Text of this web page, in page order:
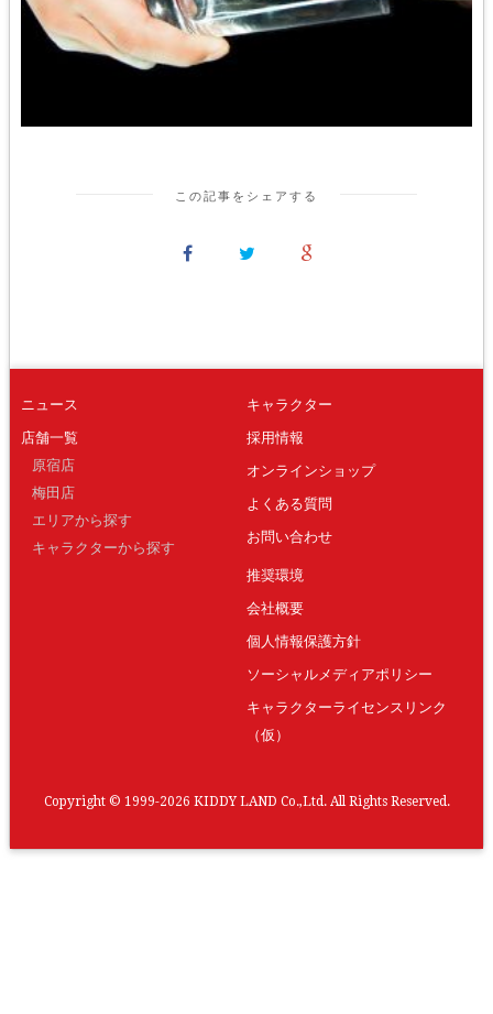
この記事をシェアする
ニュース
店舗一覧
原宿店
梅田店
エリアから探す
キャラクターから探す
キャラクター
採用情報
オンラインショップ
よくある質問
お問い合わせ
推奨環境
会社概要
個人情報保護方針
ソーシャルメディアポリシー
キャラクターライセンスリンク
（仮）
Copyright © 1999-2026 KIDDY LAND Co.,Ltd. All Rights Reserved.